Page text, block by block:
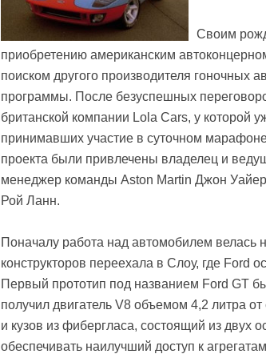
Своим
приобретению американским
поиском другого производителя гоночных
программы. После безуспешных
британской компании Lola Cars, у которой
принимавших участие в суточном
проекта были привлечены владелец и
менеджер команды Aston Martin Джон
Рой Ланн.
Поначалу работа над автомобилем велась
конструкторов переехала в Слоу, где Ford
Первый прототип под названием Ford GT
получил двигатель V8 объемом 4,2 литра
и кузов из фибергласа, состоящий из двух
обеспечивать наилучший доступ к